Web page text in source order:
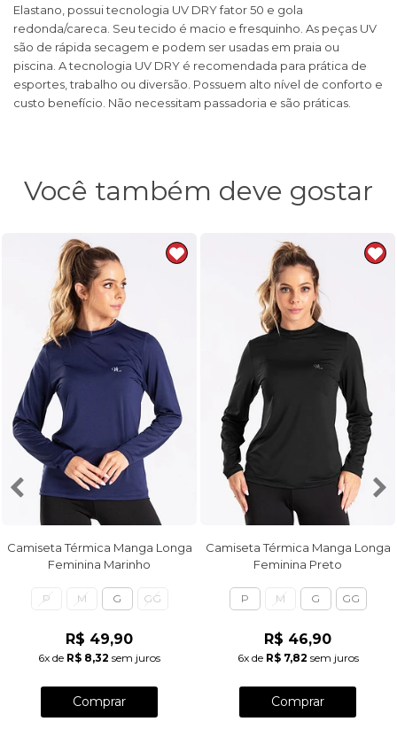
Elastano, possui tecnologia UV DRY fator 50 e gola
redonda/careca. Seu tecido é macio e fresquinho. As peças UV
são de rápida secagem e podem ser usadas em praia ou
piscina. A tecnologia UV DRY é recomendada para prática de
esportes, trabalho ou diversão. Possuem alto nível de conforto e
custo benefício. Não necessitam passadoria e são práticas.
Você também deve gostar
Camiseta Térmica Manga Longa
Feminina Marinho
P M G GG
R$ 49,90
6x de R$ 8,32 sem juros
Comprar
Camiseta Térmica Manga Longa
Feminina Preto
P M G GG
R$ 46,90
6xde R$ 7,82 sem juros
Comprar